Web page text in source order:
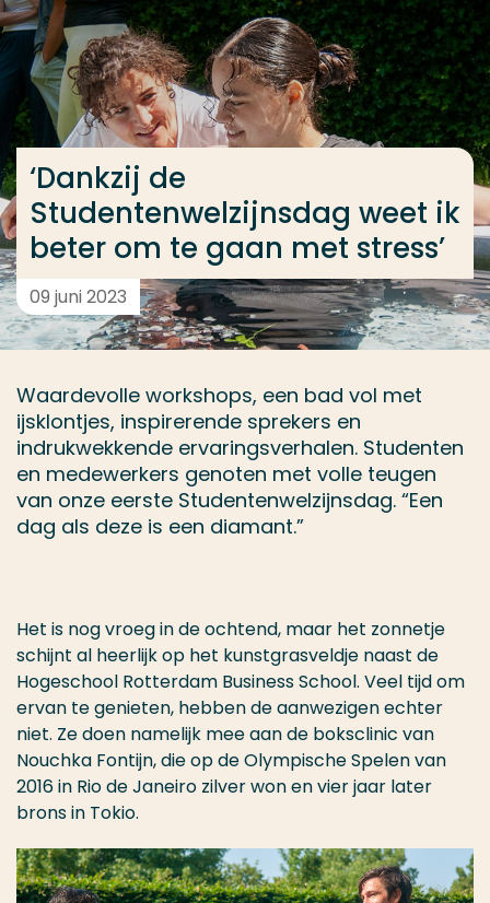
Ga direct naar de content
... > ‘Dankzij de Studentenwelzijnsdag weet ik beter
‘Dankzij de
Studentenwelzijnsdag weet ik
beter om te gaan met stress’
09 juni 2023
Waardevolle workshops, een bad vol met
ijsklontjes, inspirerende sprekers en
indrukwekkende ervaringsverhalen. Studenten
en medewerkers genoten met volle teugen
van onze eerste Studentenwelzijnsdag. “Een
dag als deze is een diamant.”
Het is nog vroeg in de ochtend, maar het zonnetje
schijnt al heerlijk op het kunstgrasveldje naast de
Hogeschool Rotterdam Business School. Veel tijd om
ervan te genieten, hebben de aanwezigen echter
niet. Ze doen namelijk mee aan de boksclinic van
Nouchka Fontijn, die op de Olympische Spelen van
2016 in Rio de Janeiro zilver won en vier jaar later
brons in Tokio.
Veel gezocht
Opleiding